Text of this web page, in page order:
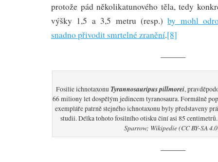
protože pád několikatunového těla, tedy
výšky 1,5 a 3,5 metru (resp.)by mohl
snadno přivodit smrtelné zranění.[8]
———
Fosilie ichnotaxonu Tyrannosauripus pillmorei,
66 miliony let dospělým jedincem tyranosaura. Formálně
exempláře patrně stejného ichnotaxonu byly představeny
studii. Délka tohoto fosilního otisku činí asi 85
Sparrow; Wikipedie (CC BY-SA
———